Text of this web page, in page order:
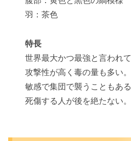
羽：茶色
特長
世界最大かつ最強と言われ
攻撃性が高く毒の量も多い
敏感で集団で襲うこともあ
死傷する人が後を絶たない。